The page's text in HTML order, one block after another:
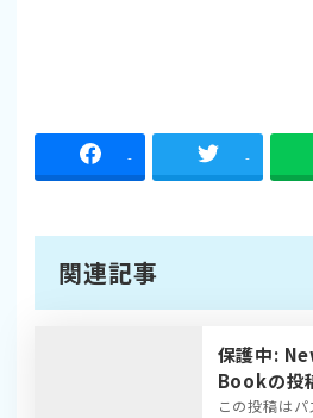
- -
関連記事
保護中:
Bookの投
この投稿は